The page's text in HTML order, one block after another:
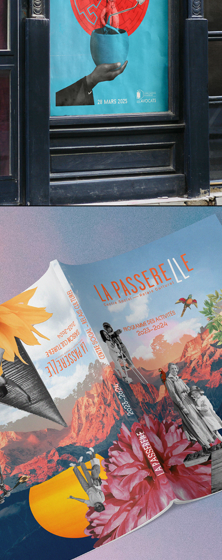
AFFICHE - EGA
EDITION - La Passerelle